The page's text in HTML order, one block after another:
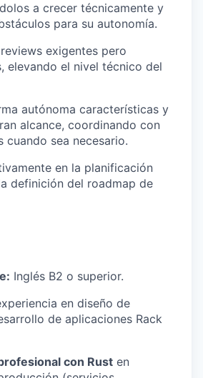
a crecer técnicamente y
para su autonomía.
exigentes pero
elevando el nivel técnico del
autónoma características y
alcance, coordinando con
cuando sea necesario.
en la planificación
definición del roadmap de
Inglés B2 o superior.
en diseño de
de aplicaciones Rack
con Rust en